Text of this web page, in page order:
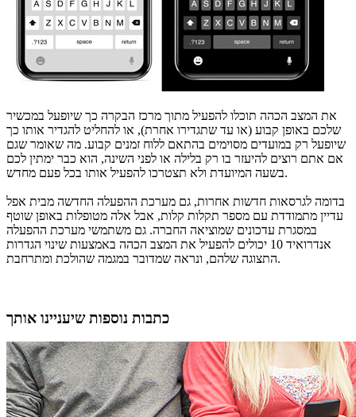
את המצב הכהה תוכלו להפעיל מתוך מרכז הבקרה כך שיופעל במכשיר
שלכם באופן קבוע (או עד שתגדירו אחרת), או להחליט להגדיר אותו כך
שיופעל רק במועדים מסוימים בהתאם ללוח זמנים קבוע. מה שאומר שגם
אם אתם רוצים להיעזר בו רק בלילה או לפני השינה, הוא כבר ימתין לכם
בשעה המיועדת ולא תצטרכו להפעיל אותו בכל פעם מחדש.
בדומה לגרסאות חדשות אחרות, גם מערכת ההפעלה החדשה מבית אפל
עדיין מתמודדת עם מספר תקלות קלות, אבל אלה מטופלות באופן שוטף
במסגרת עדכונים שמוציאה החברה. גם משתמשי מערכת ההפעלה
אנדרואיד 10 יכולים להפעיל את המצב הכהה באמצעות שינוי הגדרות
התצוגה שלהם, ונראה שמדובר במגמה שהולכת ומתרחבת.
כתבות נוספות שיעניינו אותך